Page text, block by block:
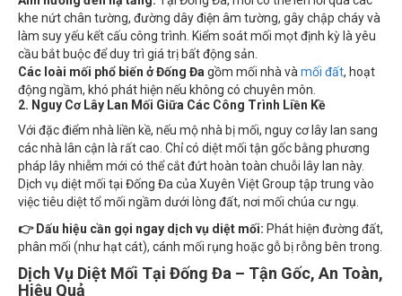
khe nứt chân tường, đường dây điện âm tường, gây chập cháy và
làm suy yếu kết cấu công trình. Kiểm soát mối mọt định kỳ là yêu
cầu bắt buộc để duy trì giá trị bất động sản.
Các loài mối phổ biến ở Đống Đagồm mối nhà và
động ngầm, khó phát hiện nếu không có chuyên môn.
2. Nguy Cơ Lây Lan Mối Giữa Các Công Trình Liền Kề
các nhà lân cận là rất cao. Chỉ có diệt mối tận gốc bằng phương
pháp lây nhiễm mới có thể cắt đứt hoàn toàn chuỗi lây lan này.
Dịch vụ diệt mối tại Đống Đa của Xuyên Việt Group tập trung vào
việc tiêu diệt tổ mối ngầm dưới lòng đất, nơi mối chúa cư ngụ.
phân mối (như hạt cát), cánh mối rụng hoặc gỗ bị rỗng bên trong.
Dịch Vụ Diệt Mối Tại Đống Đa – Tận Gốc, An Toàn,
Hiệu Quả